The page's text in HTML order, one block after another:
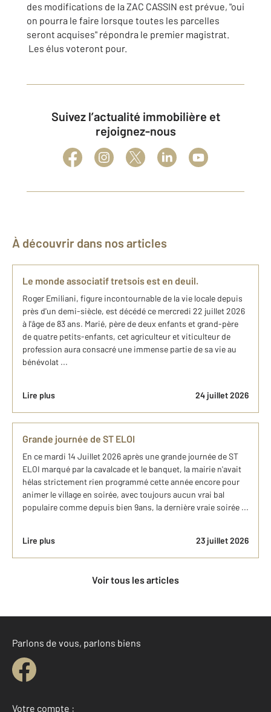
des modifications de la ZAC CASSIN est prévue, "oui
on pourra le faire lorsque toutes les parcelles
seront acquises" répondra le premier magistrat.
Les élus voteront pour.
Suivez l’actualité immobilière et
rejoignez-nous
À découvrir dans nos articles
Le monde associatif tretsois est en deuil.
Roger Emiliani, figure incontournable de la vie locale depuis
près d'un demi-siècle, est décédé ce mercredi 22 juillet 2026
à l'âge de 83 ans. Marié, père de deux enfants et grand-père
de quatre petits-enfants, cet agriculteur et viticulteur de
profession aura consacré une immense partie de sa vie au
bénévolat ...
Lire plus 24 juillet 2026
Grande journée de ST ELOI
En ce mardi 14 Juillet 2026 après une grande journée de ST
ELOI marqué par la cavalcade et le banquet, la mairie n'avait
hélas strictement rien programmé cette année encore pour
animer le village en soirée, avec toujours aucun vrai bal
populaire comme depuis bien 9ans, la dernière vraie soirée ...
Lire plus 23 juillet 2026
Voir tous les articles
Parlons de vous, parlons biens
Votre compte :